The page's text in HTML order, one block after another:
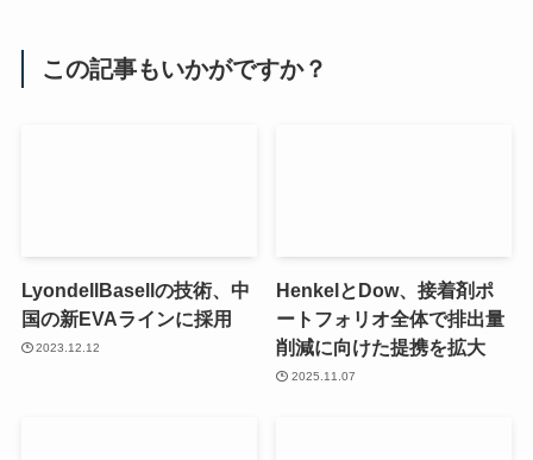
この記事もいかがですか？
LyondellBasellの技術、中
国の新EVAラインに採用
2023.12.12
HenkelとDow、接着剤ポ
ートフォリオ全体で排出量
削減に向けた提携を拡大
2025.11.07